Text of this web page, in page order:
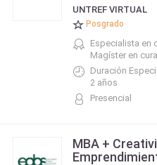
UNTREF VIRTUAL
Posgrado
Especialista en
Magíster en
Duración
2 años
Presencial
MBA +